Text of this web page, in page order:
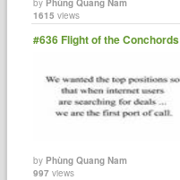
1615 views
#636 Flight of the Conchords
byPhùng Quang Nam
997 views